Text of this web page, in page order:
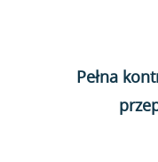
Pełna